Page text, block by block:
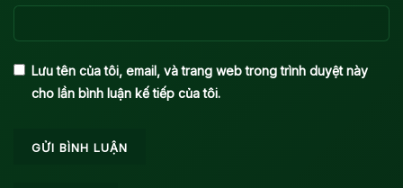
Lưu tên của tôi, email, và trang web trong trình duyệt này
cho lần bình luận kế tiếp của tôi.